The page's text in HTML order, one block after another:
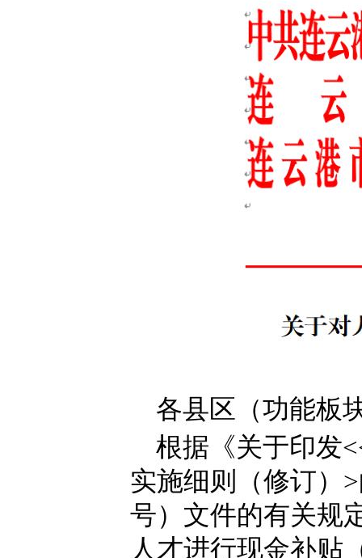
各县区（功能板
根据《关于印发
实施细则（修订）
号）文件的有关规
人才进行现金补贴